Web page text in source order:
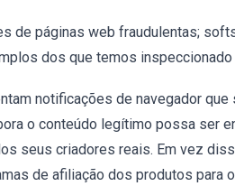
de páginas web fraudulentas;
dos que temos inspeccionado
notificações de navegador
o conteúdo legítimo possa ser
seus criadores reais. Em vez
de afiliação dos produtos para